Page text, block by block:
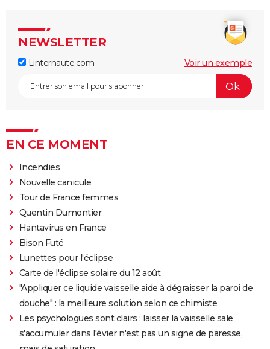
NEWSLETTER
Linternaute.com Voir un exemple
EN CE MOMENT
Incendies
Nouvelle canicule
Tour de France femmes
Quentin Dumontier
Hantavirus en France
Bison Futé
Lunettes pour l'éclipse
Carte de l'éclipse solaire du 12 août
"Appliquer ce liquide vaisselle aide à dégraisser la paroi de
douche" : la meilleure solution selon ce chimiste
Les psychologues sont clairs : laisser la vaisselle sale
s'accumuler dans l'évier n'est pas un signe de paresse,